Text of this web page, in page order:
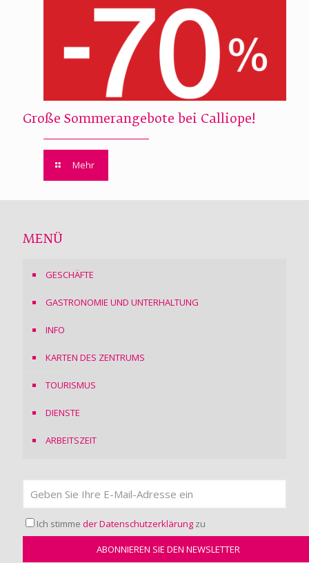
Große Sommerangebote bei Calliope!
Mehr
MENÜ
GESCHÄFTE
GASTRONOMIE UND UNTERHALTUNG
INFO
KARTEN DES ZENTRUMS
TOURISMUS
DIENSTE
ARBEITSZEIT
Ich stimme der Datenschutzerklärung zu